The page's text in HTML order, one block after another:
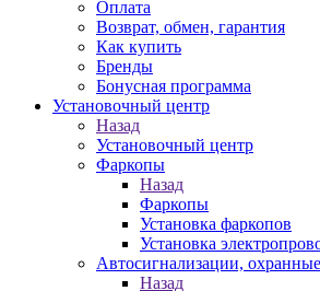
Оплата
Возврат, обмен, гарантия
Как купить
Бренды
Бонусная программа
Установочный центр
Назад
Установочный центр
Фаркопы
Назад
Фаркопы
Установка фаркопов
Установка
Автосигнализации,
Назад